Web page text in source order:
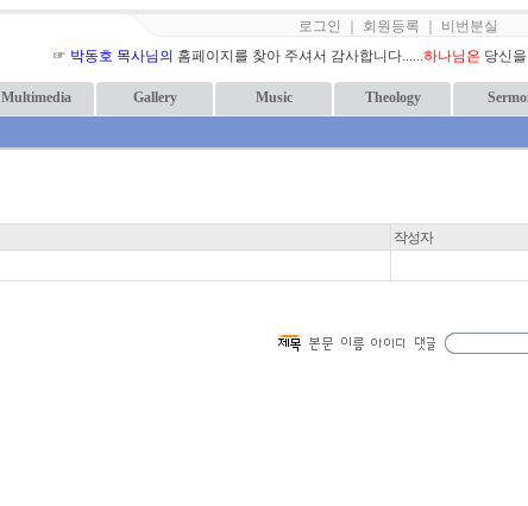
로그인 회원등록
비번분실
☞ 박동호 목사님의 홈페이지를 찾아 주셔서 감사합니다......하나님은 당신을
Multimedia Gallery Music Theology
작성자